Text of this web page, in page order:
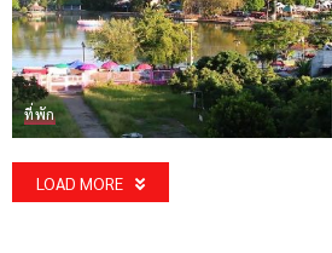
ที่พัก
LOAD MORE